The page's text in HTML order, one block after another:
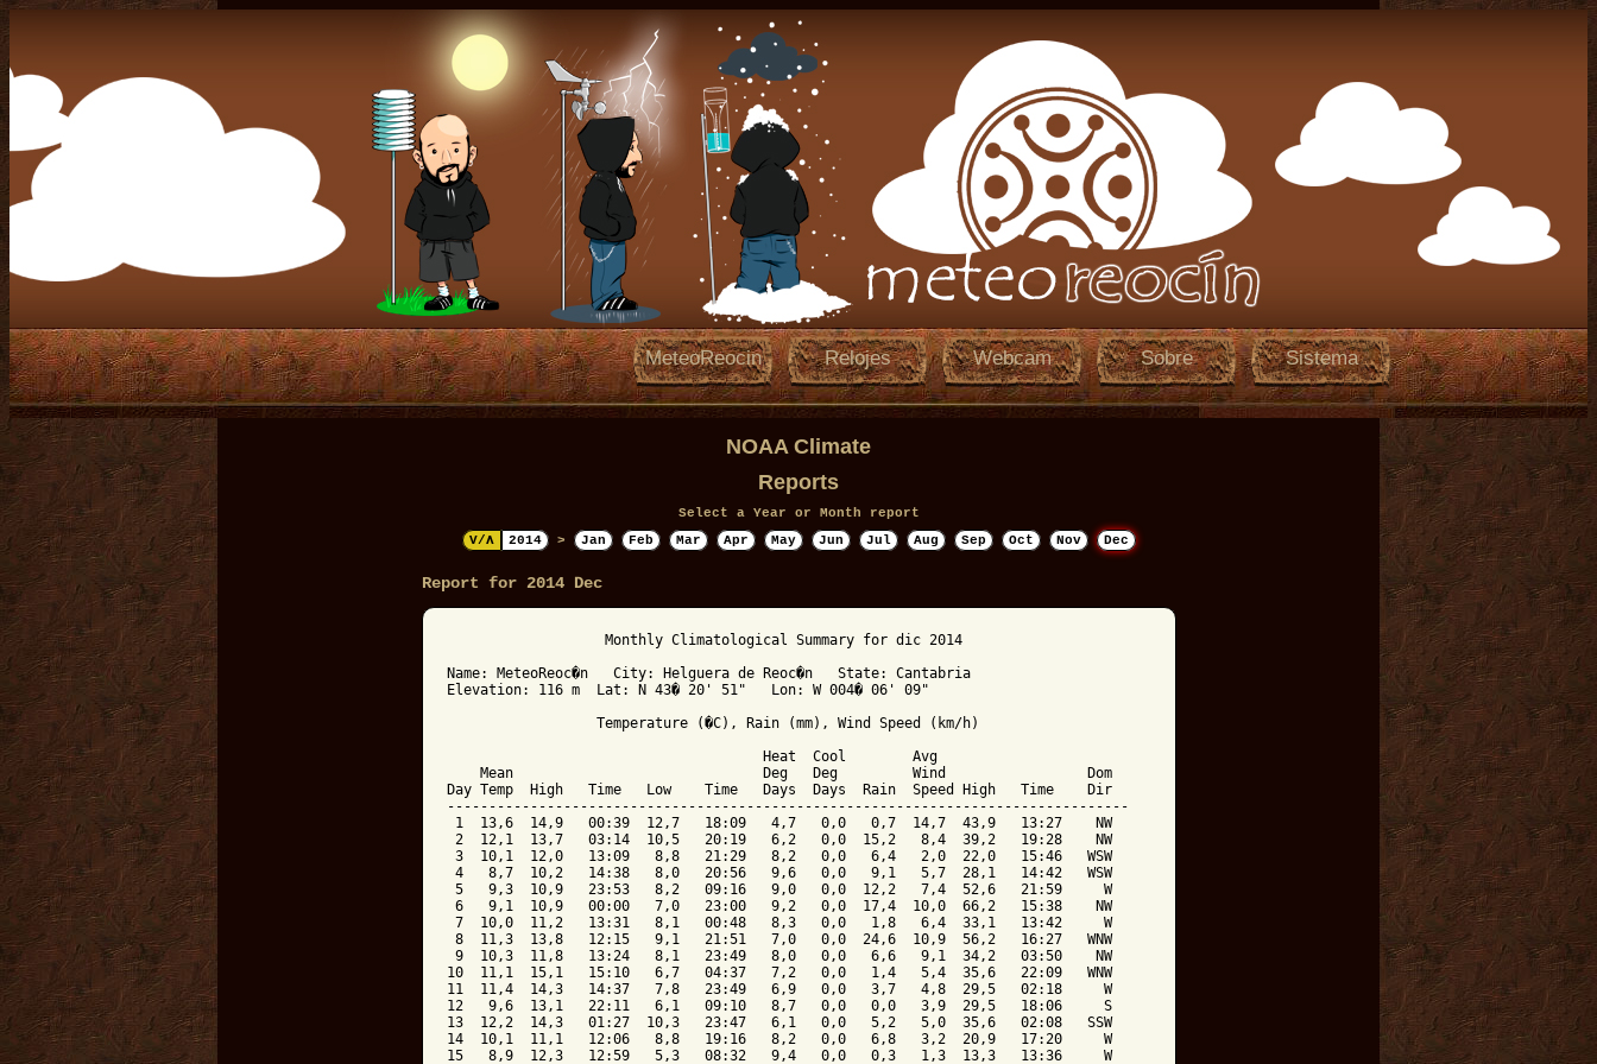
Sistema
Sobre
Webcam
Relojes
MeteoReocin
NOAA Climate
Reports
Select a Year or Month report
V/Λ
2014 > Jan Feb Mar Apr May Jun Jul Aug Sep Oct Nov Dec
Report for 2014 Dec
                   Monthly Climatological Summary for dic 2014
Name: MeteoReoc�n   City: Helguera de Reoc�n   State: Cantabria
Elevation: 116 m  Lat: N 43� 20' 51"   Lon: W 004� 06' 09"
                  Temperature (�C), Rain (mm), Wind Speed (km/h)
                                      Heat  Cool        Avg
    Mean                              Deg   Deg         Wind                 Dom
Day Temp  High   Time   Low    Time   Days  Days  Rain  Speed High   Time    Dir
----------------------------------------------------------------------------------
1  13,6  14,9   00:39  12,7   18:09   4,7   0,0   0,7  14,7  43,9   13:27    NW
2  12,1  13,7   03:14  10,5   20:19   6,2   0,0  15,2   8,4  39,2   19:28    NW
3  10,1  12,0   13:09   8,8   21:29   8,2   0,0   6,4   2,0  22,0   15:46   WSW
4   8,7  10,2   14:38   8,0   20:56   9,6   0,0   9,1   5,7  28,1   14:42   WSW
5   9,3  10,9   23:53   8,2   09:16   9,0   0,0  12,2   7,4  52,6   21:59     W
6   9,1  10,9   00:00   7,0   23:00   9,2   0,0  17,4  10,0  66,2   15:38    NW
7  10,0  11,2   13:31   8,1   00:48   8,3   0,0   1,8   6,4  33,1   13:42     W
8  11,3  13,8   12:15   9,1   21:51   7,0   0,0  24,6  10,9  56,2   16:27   WNW
9  10,3  11,8   13:24   8,1   23:49   8,0   0,0   6,6   9,1  34,2   03:50    NW
10  11,1  15,1   15:10   6,7   04:37   7,2   0,0   1,4   5,4  35,6   22:09   WNW
11  11,4  14,3   14:37   7,8   23:49   6,9   0,0   3,7   4,8  29,5   02:18     W
12   9,6  13,1   22:11   6,1   09:10   8,7   0,0   0,0   3,9  29,5   18:06     S
13  12,2  14,3   01:27  10,3   23:47   6,1   0,0   5,2   5,0  35,6   02:08   SSW
14  10,1  11,1   12:06   8,8   19:16   8,2   0,0   6,8   3,2  20,9   17:20     W
15   8,9  12,3   12:59   5,3   08:32   9,4   0,0   0,3   1,3  13,3   13:36     W